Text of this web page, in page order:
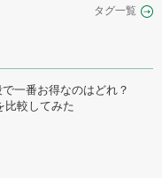
タグ一覧
一番お得なのはどれ？
比較してみた